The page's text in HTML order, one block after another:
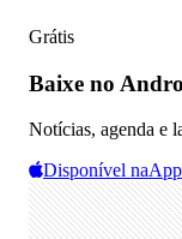
Grátis
Baixe no
Notícias, agenda e
Disponível na